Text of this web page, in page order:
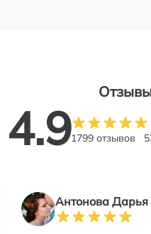
4.91799 отзывов
Антонова Дарья